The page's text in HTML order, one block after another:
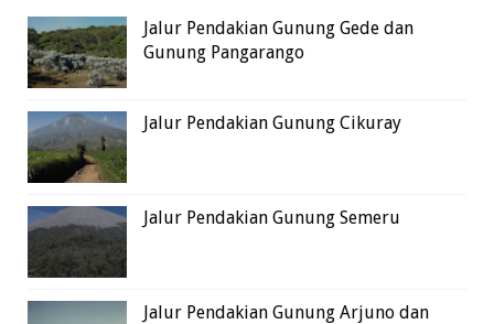
Jalur Pendakian Gunung Gede dan
Gunung Pangarango
Jalur Pendakian Gunung Cikuray
Jalur Pendakian Gunung Semeru
Jalur Pendakian Gunung Arjuno dan